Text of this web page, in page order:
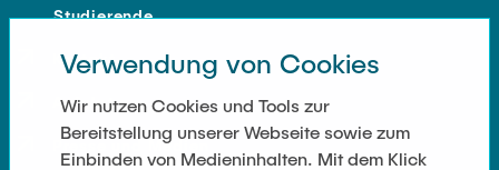
Studierende
Kontakt
Anfahrt
Presse und Medien
Verwendung von Cookies
Wir nutzen Cookies und Tools zur
Bereitstellung unserer Webseite sowie zum
Einbinden von Medieninhalten. Mit dem Klick